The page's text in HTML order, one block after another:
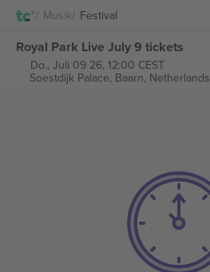
Musik Festival
Royal Park Live July 9 tickets
Do., Juli 09 26, 12:00 CEST
Soestdijk Palace, Baarn, Netherlands